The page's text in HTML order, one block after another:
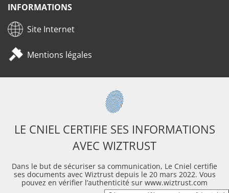
INFORMATIONS
Site Internet
Mentions légales
LE CNIEL CERTIFIE SES INFORMATIONS
AVEC WIZTRUST
Dans le but de sécuriser sa communication, Le Cniel certifie
ses documents avec Wiztrust depuis le 20 mars 2022. Vous
pouvez en vérifier l’authenticité sur www.wiztrust.com